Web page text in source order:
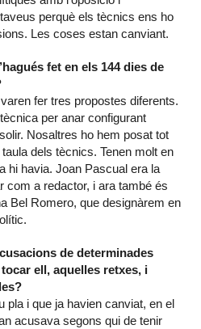
perquè els tècnics ens ho
Les coses estan canviant.
fet en els 144 dies de
fer tres propostes diferents.
per anar configurant
Nosaltres ho hem posat tot
dels tècnics. Tenen molt en
hi havia. Joan Pascual era la
com a redactor, i ara també és
Bel Romero, que designàrem en
de determinades
ell, aquelles retxes, i
pla i que ja havien canviat, en el
acusava segons qui de tenir